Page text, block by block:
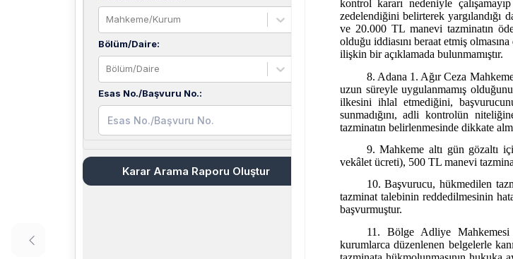
Mahkeme/Kurum
Bölüm/Daire:
Bölüm/Daire
Esas No./Başvuru No.:
Karar Arama Raporu Oluştur